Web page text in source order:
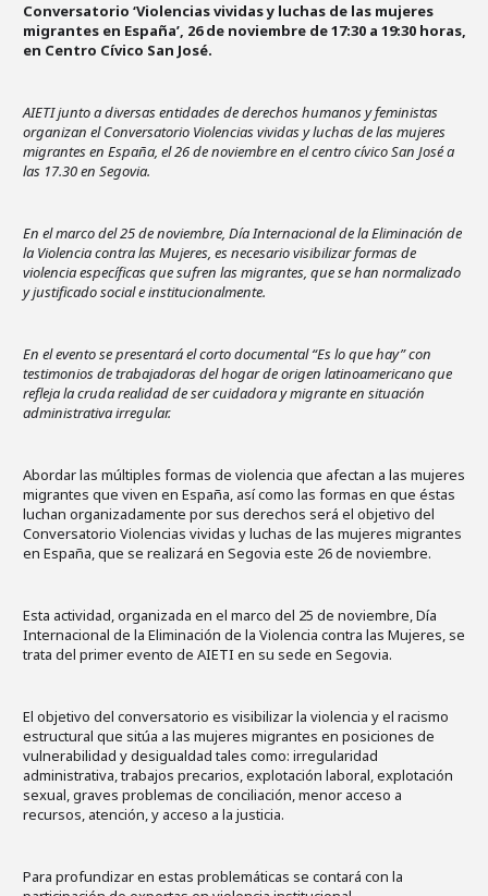
Conversatorio ‘Violencias vividas y luchas de las mujeres
migrantes en España’, 26 de noviembre de 17:30 a 19:30 horas,
en Centro Cívico San José.
AIETI junto a diversas entidades de derechos humanos y feministas
organizan el Conversatorio Violencias vividas y luchas de las mujeres
migrantes en España, el 26 de noviembre en el centro cívico San José a
las 17.30 en Segovia.
En el marco del 25 de noviembre, Día Internacional de la Eliminación de
la Violencia contra las Mujeres, es necesario visibilizar formas de
violencia específicas que sufren las migrantes, que se han normalizado
y justificado social e institucionalmente.
En el evento se presentará el corto documental “Es lo que hay” con
testimonios de trabajadoras del hogar de origen latinoamericano que
refleja la cruda realidad de ser cuidadora y migrante en situación
administrativa irregular.
Abordar las múltiples formas de violencia que afectan a las mujeres
migrantes que viven en España, así como las formas en que éstas
luchan organizadamente por sus derechos será el objetivo del
Conversatorio Violencias vividas y luchas de las mujeres migrantes
en España, que se realizará en Segovia este 26 de noviembre.
Esta actividad, organizada en el marco del 25 de noviembre, Día
Internacional de la Eliminación de la Violencia contra las Mujeres, se
trata del primer evento de AIETI en su sede en Segovia.
El objetivo del conversatorio es visibilizar la violencia y el racismo
estructural que sitúa a las mujeres migrantes en posiciones de
vulnerabilidad y desigualdad tales como: irregularidad
administrativa, trabajos precarios, explotación laboral, explotación
sexual, graves problemas de conciliación, menor acceso a
recursos, atención, y acceso a la justicia.
Para profundizar en estas problemáticas se contará con la